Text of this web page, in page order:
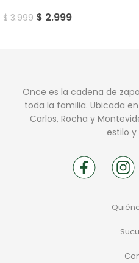
$3.999 $ 2.999
Once es la cadena de
toda la familia. Ubicada
Carlos, Rocha y
estilo